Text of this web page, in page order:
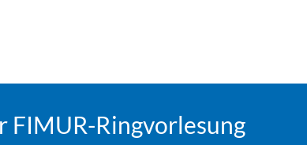
Ringvorlesung